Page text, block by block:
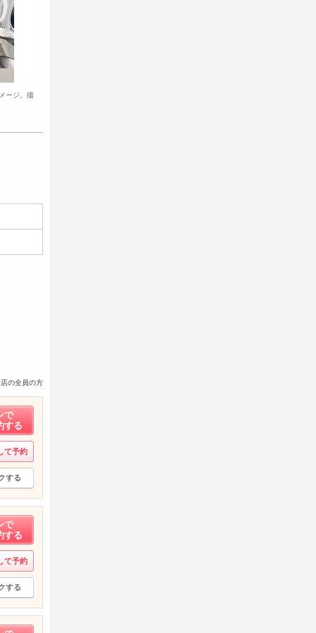
ージ。撮
の全員の方
で
する
て予約
する
で
する
て予約
する